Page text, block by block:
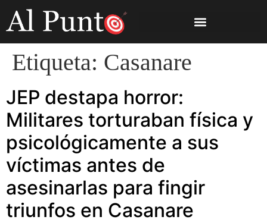
Etiqueta: Casanare
JEP destapa horror:
Militares torturaban física y
psicológicamente a sus
víctimas antes de
asesinarlas para fingir
triunfos en Casanare